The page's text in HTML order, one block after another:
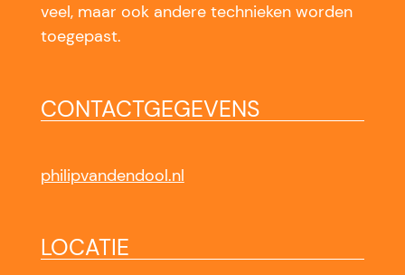
veel, maar ook andere technieken worden
toegepast.
CONTACTGEGEVENS
philipvandendool.nl
LOCATIE